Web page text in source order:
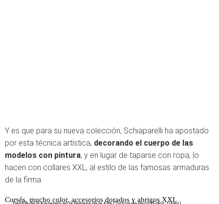
Y es que para su nueva colección, Schiaparelli ha apostado
por esta técnica artística, decorando el cuerpo de las
modelos con pintura, y en lugar de taparse con ropa, lo
hacen con collares XXL, al estilo de las famosas armaduras
de la firma.
Corsés, mucho color, accesorios dorados y abrigos XXL